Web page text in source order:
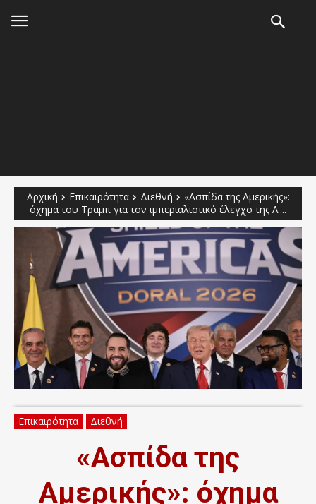
Αρχική Επικαιρότητα Διεθνή
«Ασπίδα της Αμερικής»:
όχημα του Τραμπ για τον ιμπεριαλιστικό έλεγχο της Λ....
Επικαιρότητα Διεθνή
«Ασπίδα της
Αμερικής»: όχημα